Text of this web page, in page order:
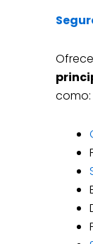
como: